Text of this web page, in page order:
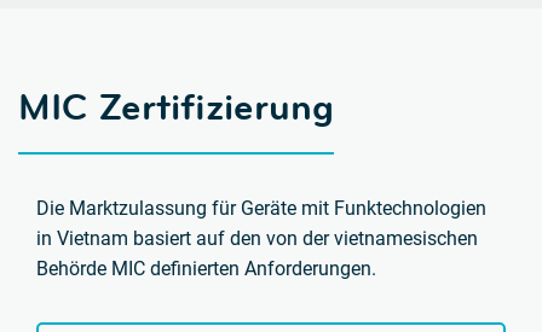
MIC Zertifizierung
Die Marktzulassung für Geräte mit Funktechnologien
in Vietnam basiert auf den von der vietnamesischen
Behörde MIC definierten Anforderungen.